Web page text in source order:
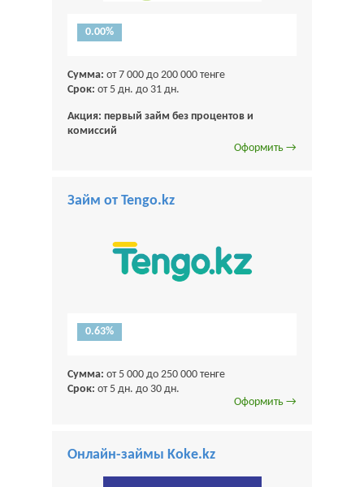
0.00%
Сумма: от 7 000 до 200 000 тенге
Срок: от 5 дн. до 31 дн.
Акция: первый займ без процентов и
комиссий
Оформить →
Займ от Tengo.kz
0.63%
Сумма: от 5 000 до 250 000 тенге
Срок: от 5 дн. до 30 дн.
Оформить →
Онлайн-займы Koke.kz